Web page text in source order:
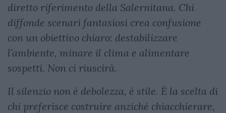
diretto riferimento della Salernitana. Chi
diffonde scenari fantasiosi crea confusione
con un obiettivo chiaro: destabilizzare
l’ambiente, minare il clima e alimentare
sospetti. Non ci riuscirà.
Il silenzio non è debolezza, è stile. È la scelta di
chi preferisce costruire anziché chiacchierare,